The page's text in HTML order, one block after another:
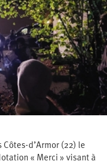
d’Armor (22) le
« Merci » visant à